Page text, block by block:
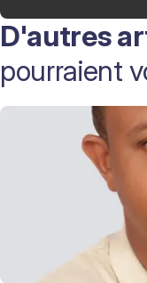
D'autres
pourraient